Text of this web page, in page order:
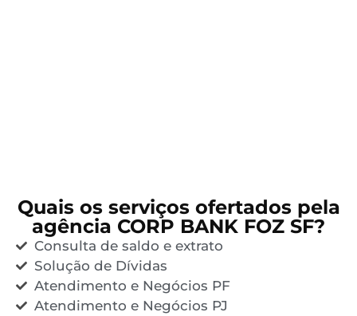
Quais os serviços ofertados pela
agência CORP BANK FOZ SF?
Consulta de saldo e extrato
Solução de Dívidas
Atendimento e Negócios PF
Atendimento e Negócios PJ